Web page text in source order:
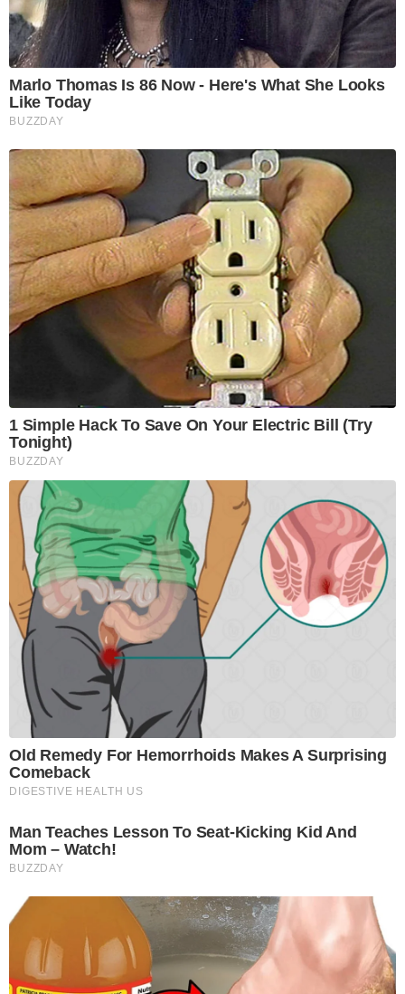
Marlo Thomas Is 86 Now - Here's What She Looks
Like Today
BUZZDAY
1 Simple Hack To Save On Your Electric Bill (Try
Tonight)
BUZZDAY
Old Remedy For Hemorrhoids Makes A Surprising
Comeback
DIGESTIVE HEALTH US
Man Teaches Lesson To Seat-Kicking Kid And
Mom – Watch!
BUZZDAY